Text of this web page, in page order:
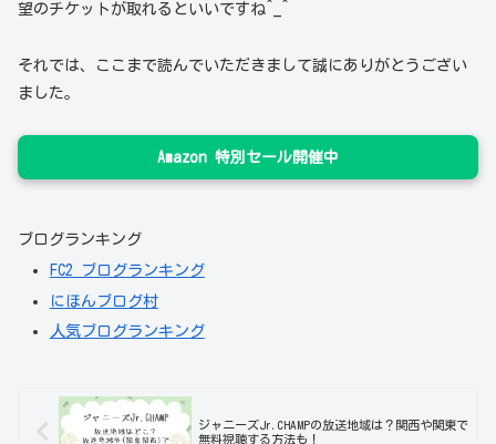
望のチケットが取れるといいですね^_^
それでは、ここまで読んでいただきまして誠にありがとうござい
ました。
Amazon 特別セール開催中
ブログランキング
FC2 ブログランキング
にほんブログ村
人気ブログランキング
ジャニーズJr.CHAMPの放送地域は？関西や関東で
無料視聴する方法も！